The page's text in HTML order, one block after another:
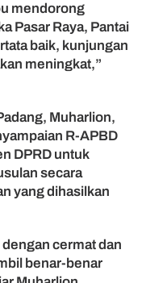
mendorong
Pasar Raya, Pantai
baik, kunjungan
meningkat,”
Muharlion,
R-APBD
DPRD untuk
secara
yang dihasilkan
cermat dan
benar-benar